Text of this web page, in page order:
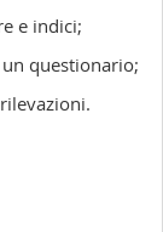
e indici;
questionario;